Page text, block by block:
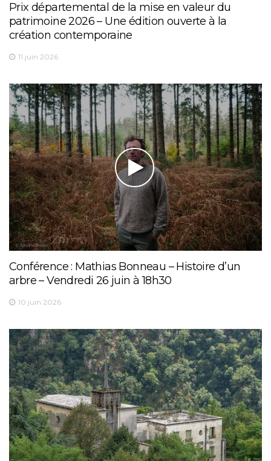
Prix départemental de la mise en valeur du
patrimoine 2026 – Une édition ouverte à la
création contemporaine
11 juin 2026
Conférence : Mathias Bonneau – Histoire d’un
arbre – Vendredi 26 juin à 18h30
10 juin 2026